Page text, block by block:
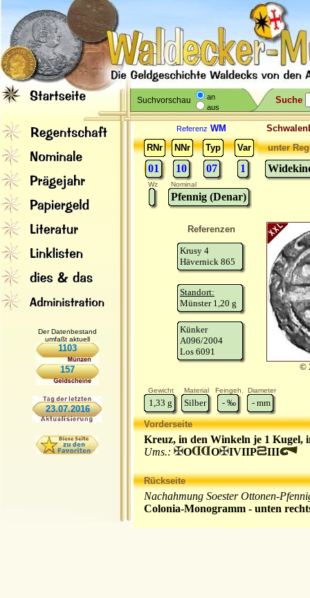
Suchvorschau
an
aus
Suche
Der Datenbestand
umfaßt aktuell
1103
157
23.07.2016
Referenz WM
RNr
NNr Typ Var
01 10 07 1
unter
Wz Nominal
Pfennig (Denar)
Referenzen
Krusy 4
Hävernick 865
Standort:
Münster 1,20 g
Künker
A096/2004
Los 6091
©
Gewicht Material Feingeh. Diameter
1,33 g Silber - ‰ - mm
Vorderseite
Kreuz, in den Winkeln je 1 Kugel,
Ums.:
O O IVIIP III
Rückseite
Nachahmung Soester Ottonen-
Colonia-Monogramm - unten